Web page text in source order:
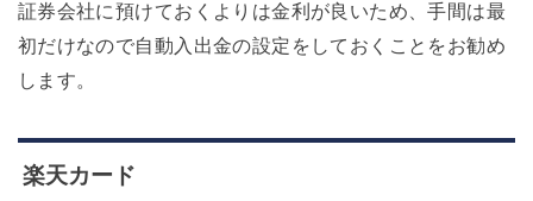
証券会社に預けておくよりは金利が良いため、手間は最
初だけなので自動入出金の設定をしておくことをお勧め
します。
楽天カード